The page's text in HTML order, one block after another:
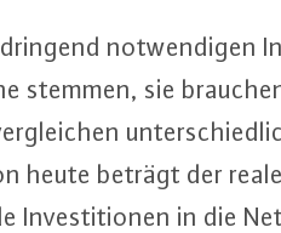
not­wen­di­gen
stemmen, sie
heute beträgt der
In­ves­ti­tio­nen in die